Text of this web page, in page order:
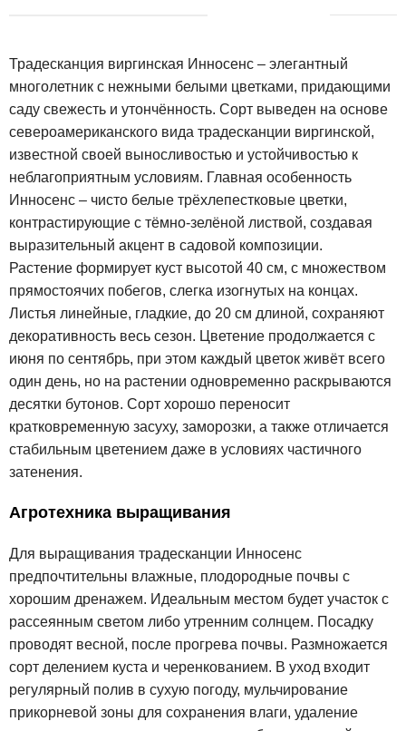
Традесканция виргинская Инносенс – элегантный
многолетник с нежными белыми цветками, придающими
саду свежесть и утончённость. Сорт выведен на основе
североамериканского вида традесканции виргинской,
известной своей выносливостью и устойчивостью к
неблагоприятным условиям. Главная особенность
Инносенс – чисто белые трёхлепестковые цветки,
контрастирующие с тёмно-зелёной листвой, создавая
выразительный акцент в садовой композиции.
Растение формирует куст высотой 40 см, с множеством
прямостоячих побегов, слегка изогнутых на концах.
Листья линейные, гладкие, до 20 см длиной, сохраняют
декоративность весь сезон. Цветение продолжается с
июня по сентябрь, при этом каждый цветок живёт всего
один день, но на растении одновременно раскрываются
десятки бутонов. Сорт хорошо переносит
кратковременную засуху, заморозки, а также отличается
стабильным цветением даже в условиях частичного
затенения.
Агротехника выращивания
Для выращивания традесканции Инносенс
предпочтительны влажные, плодородные почвы с
хорошим дренажем. Идеальным местом будет участок с
рассеянным светом либо утренним солнцем. Посадку
проводят весной, после прогрева почвы. Размножается
сорт делением куста и черенкованием. В уход входит
регулярный полив в сухую погоду, мульчирование
прикорневой зоны для сохранения влаги, удаление